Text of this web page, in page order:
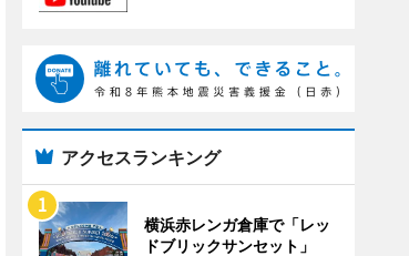
アクセスランキング
横浜赤レンガ倉庫で「レッ
ドブリックサンセット」